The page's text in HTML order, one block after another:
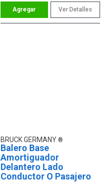
Ver Detalles
BRUCK GERMANY
Balero Base
Amortiguador
Delantero Lado
Conductor O Pasajero